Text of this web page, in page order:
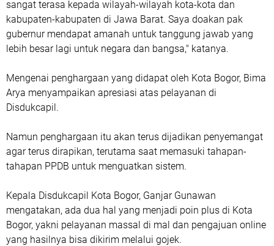
sangat terasa kepada wilayah-wilayah kota-kota dan
kabupaten-kabupaten di Jawa Barat. Saya doakan pak
gubernur mendapat amanah untuk tanggung jawab yang
lebih besar lagi untuk negara dan bangsa," katanya.
Mengenai penghargaan yang didapat oleh Kota Bogor, Bima
Arya menyampaikan apresiasi atas pelayanan di
Disdukcapil.
Namun penghargaan itu akan terus dijadikan penyemangat
agar terus dirapikan, terutama saat memasuki tahapan-
tahapan PPDB untuk menguatkan sistem.
Kepala Disdukcapil Kota Bogor, Ganjar Gunawan
mengatakan, ada dua hal yang menjadi poin plus di Kota
Bogor, yakni pelayanan massal di mal dan pengajuan online
yang hasilnya bisa dikirim melalui gojek.